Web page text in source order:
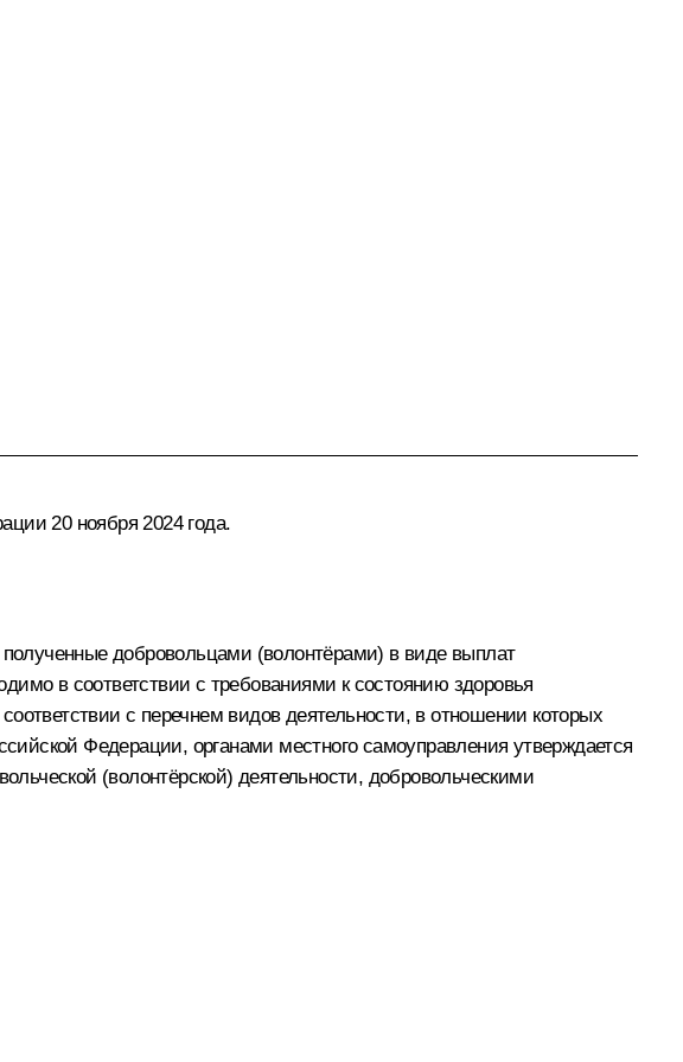
20 ноября 2024 года.
добровольцами (волонтёрами) в виде выплат
в соответствии с требованиями к состоянию здоровья
с перечнем видов деятельности, в отношении которых
Федерации, органами местного самоуправления утверждается
(волонтёрской) деятельности, добровольческими